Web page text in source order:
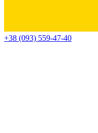
+38 (093) 559-47-40